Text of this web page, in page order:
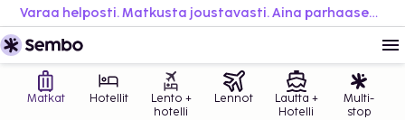
Varaa helposti. Matkusta joustavasti. Aina parhaaseen hintaan.
Matkat Hotellit
Lento +
hotelli
Lennot
Lautta +
Hotelli
Multi-
stop